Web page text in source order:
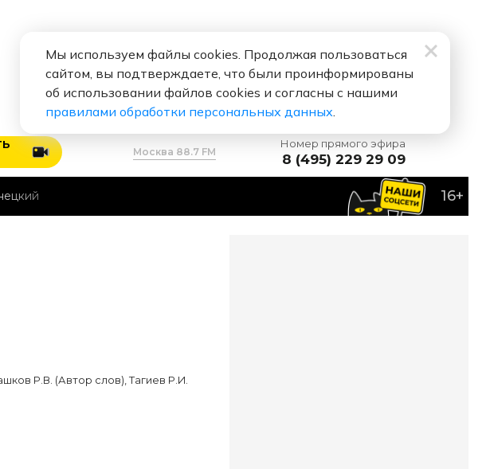
Москва 88.7 FM
Номер прямого эфира
8 (495) 229 29 09
16+
Р.В. (Автор слов), Тагиев Р.И.
Мы используем файлы cookies. Продолжая пользоваться
сайтом, вы подтверждаете, что были проинформированы
об использовании файлов cookies и согласны с нашими
правилами обработки персональных данных.